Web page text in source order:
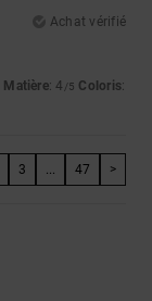
Achat vérifié
Matière: 4 /5 Coloris:
3 ... 47 >